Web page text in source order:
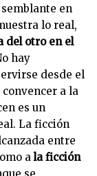
en
lo real,
del otro en el
hay
desde el
a la
es un
La ficción
entre
ala ficción